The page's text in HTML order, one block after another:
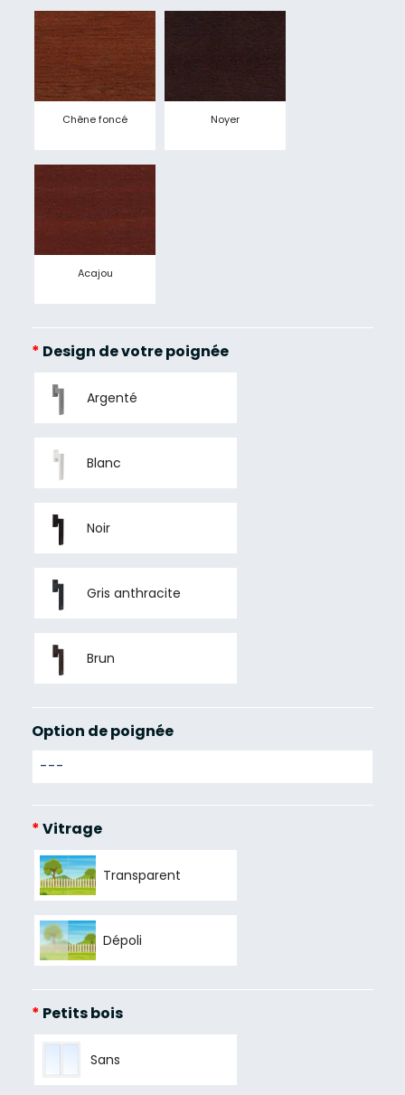
Chêne foncé Noyer
Acajou
* Design de votre poignée
Argenté
Blanc
Noir
Gris anthracite
Brun
Option de poignée
*Vitrage
Transparent
Dépoli
* Petits bois
Sans